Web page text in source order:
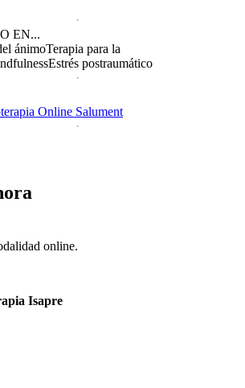
online.
Isapre
EN...
ánimoTerapia para la
Estrés postraumático
Online Salument